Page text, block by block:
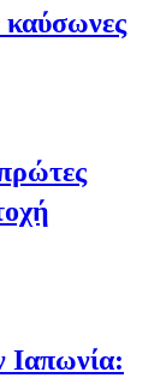
καύσωνες
Ιαπωνία: